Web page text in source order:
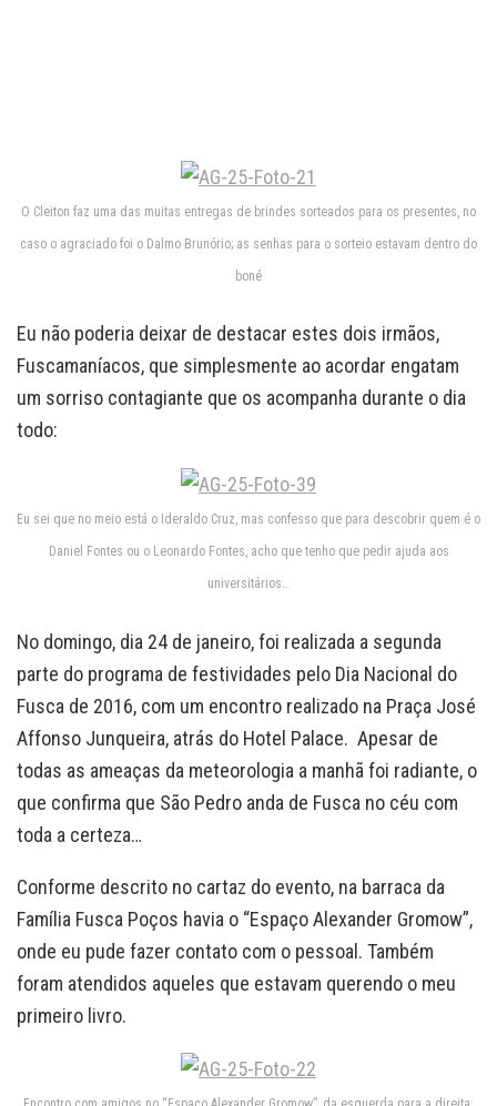
O Cleiton faz uma das muitas entregas de brindes sorteados para os presentes, no
caso o agraciado foi o Dalmo Brunório; as senhas para o sorteio estavam dentro do
boné
Eu não poderia deixar de destacar estes dois irmãos,
Fuscamaníacos, que simplesmente ao acordar engatam
um sorriso contagiante que os acompanha durante o dia
todo:
Eu sei que no meio está o Ideraldo Cruz, mas confesso que para descobrir quem é o
Daniel Fontes ou o Leonardo Fontes, acho que tenho que pedir ajuda aos
universitários…
No domingo, dia 24 de janeiro, foi realizada a segunda
parte do programa de festividades pelo Dia Nacional do
Fusca de 2016, com um encontro realizado na Praça José
Affonso Junqueira, atrás do Hotel Palace. Apesar de
todas as ameaças da meteorologia a manhã foi radiante, o
que confirma que São Pedro anda de Fusca no céu com
toda a certeza…
Conforme descrito no cartaz do evento, na barraca da
Família Fusca Poços havia o “Espaço Alexander Gromow”,
onde eu pude fazer contato com o pessoal. Também
foram atendidos aqueles que estavam querendo o meu
primeiro livro.